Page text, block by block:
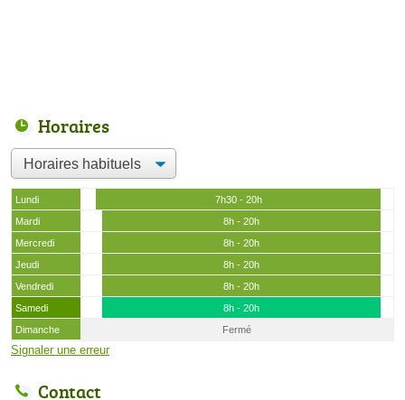
Horaires
Lundi
7h30 - 20h
Mardi
8h - 20h
Mercredi
8h - 20h
Jeudi
8h - 20h
Vendredi
8h - 20h
Samedi
8h - 20h
Dimanche
Fermé
Signaler une erreur
Contact